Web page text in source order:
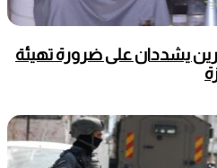
يشددان على ضرورة تهيئة